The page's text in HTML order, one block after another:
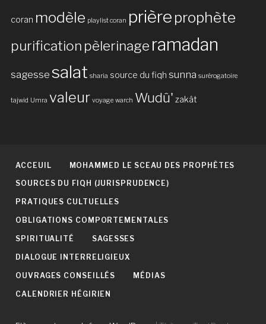
coran modèle playlist coran prière prophète
purification pèlerinage ramadan
sagesse salat sharia source du fiqh sunna surérogatoire
tajwid Umra valeur voyage warch Wudû' zakât
ACCEUIL MOHAMMED LE SCEAU DES PROPHÈTES
SOURCES DU FIQH (JURISPRUDENCE)
PRATIQUES CULTUELLES
OBLIGATIONS COMPORTEMENTALES
SPIRITUALITÉ SAGESSES
DIALOGUE INTERRELIGIEUX
OUVRAGES CONSEILLÉS MÉDIAS
CALENDRIER HÉGIRIEN